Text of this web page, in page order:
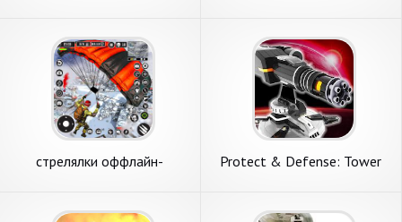
стрелялки оффлайн-
Protect & Defense: Tower